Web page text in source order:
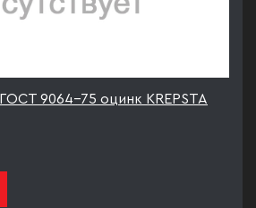
9064-75 оцинк KREPSTA